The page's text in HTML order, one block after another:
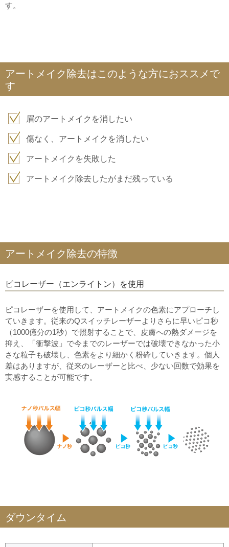
す。
アートメイク除去はこのような方におススメで
す
眉のアートメイクを消したい
傷なく、アートメイクを消したい
アートメイクを失敗した
アートメイク除去したがまだ残っている
アートメイク除去の特徴
ピコレーザー（エンライトン）を使用
ピコレーザーを使用して、アートメイクの色素にアプローチし
ていきます。従来のQスイッチレーザーよりさらに早いピコ秒
（1000億分の1秒）で照射することで、皮膚への熱ダメージを
抑え、「衝撃波」で今までのレーザーでは破壊できなかった小
さな粒子も破壊し、色素をより細かく粉砕していきます。個人
差はありますが、従来のレーザーと比べ、少ない回数で効果を
実感することが可能です。
ダウンタイム